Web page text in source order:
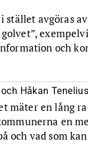
stället avgöras
och
Håkan
mäter en lång
en
och vad som